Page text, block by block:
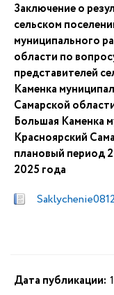
Заключение о
сельском
муниципального
области по
представителей
Каменка
Самарской
Большая Каменка
Красноярский
плановый период
2025 года
Дата публикации: